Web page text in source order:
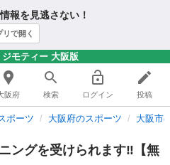
報を見逃さない！
リで開く
モティー 大阪版
阪府 検索 ログイン 投稿
ポーツ 大阪府のスポーツ 大阪市
ングを受けられます‼️【無